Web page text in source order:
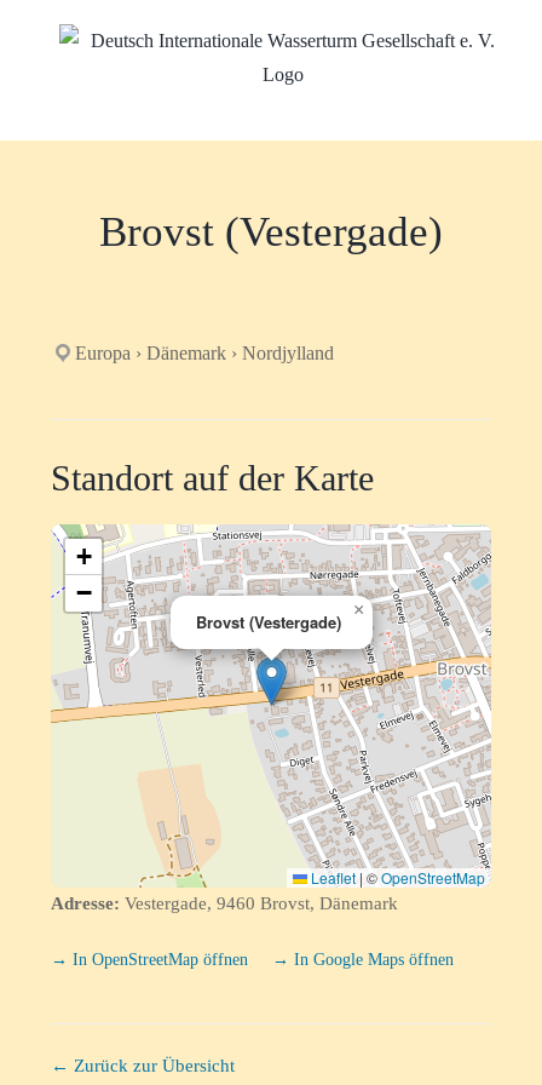
Brovst (Vestergade)
Europa › Dänemark › Nordjylland
Standort auf der Karte
Brovst (Vestergade)
×
+
−
Leaflet | ©OpenStreetMap
Adresse: Vestergade, 9460 Brovst, Dänemark
→ In OpenStreetMap öffnen → In Google Maps öffnen
← Zurück zur Übersicht